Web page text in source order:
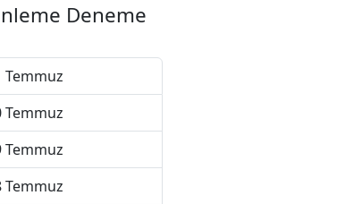
Deneme
Temmuz
Temmuz
Temmuz
Temmuz